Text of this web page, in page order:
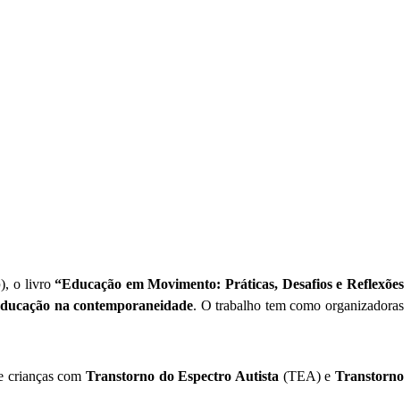
), o livro“Educação em Movimento: Práticas, Desafios e Reflexões
na contemporaneidade. O trabalho tem como organizadoras
crianças com Transtorno do Espectro Autista (TEA) eTranstorno